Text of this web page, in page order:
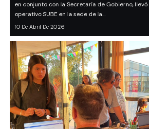
en conjunto con la Secretaría de Gobierno,
operativo SUBE en la sede de la…
10 De Abril De 2026